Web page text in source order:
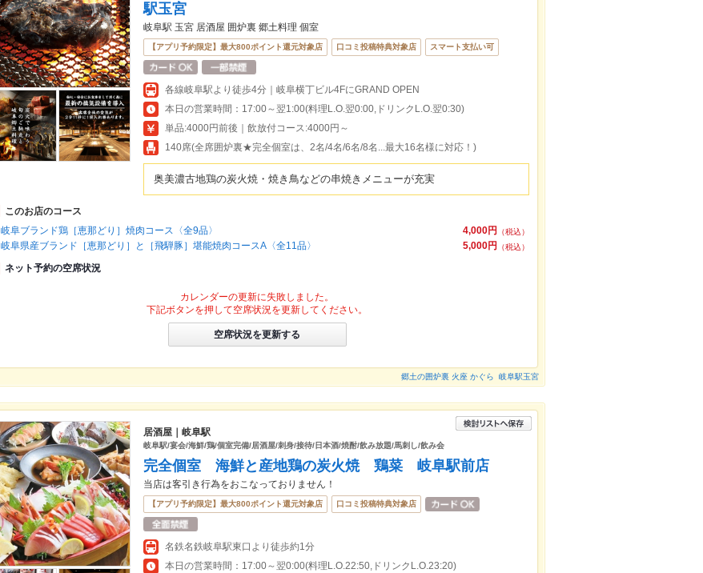
駅玉宮
岐阜駅 玉宮 居酒屋 囲炉裏 郷土料理 個室
【アプリ予約限定】最大800ポイント還元対象店 口コミ投稿特典対象店 スマート支払い可
各線岐阜駅より徒歩4分｜岐阜横丁ビル4FにGRAND OPEN
本日の営業時間：17:00～翌1:00(料理L.O.翌0:00,ドリンクL.O.翌0:30)
単品:4000円前後｜飲放付コース:4000円～
140席(全席囲炉裏★完全個室は、2名/4名/6名/8名...最大16名様に対応！)
奥美濃古地鶏の炭火焼・焼き鳥などの串焼きメニューが充実
このお店のコース
4,000円
（税込）
岐阜ブランド鶏［恵那どり］焼肉コース〈全9品〉
5,000円
（税込）
岐阜県産ブランド［恵那どり］と［飛騨豚］堪能焼肉コースA〈全11品〉
ネット予約の空席状況
カレンダーの更新に失敗しました。
下記ボタンを押して空席状況を更新してください。
空席状況を更新する
郷土の囲炉裏 火座 かぐら 岐阜駅玉宮
居酒屋｜岐阜駅
岐阜駅/宴会/海鮮/鶏/個室完備/居酒屋/刺身/接待/日本酒/焼酎/飲み放題/馬刺し/飲み会
完全個室 海鮮と産地鶏の炭火焼 鶏菜 岐阜駅前店
当店は客引き行為をおこなっておりません！
【アプリ予約限定】最大800ポイント還元対象店 口コミ投稿特典対象店
名鉄名鉄岐阜駅東口より徒歩約1分
本日の営業時間：17:00～翌0:00(料理L.O.22:50,ドリンクL.O.23:20)